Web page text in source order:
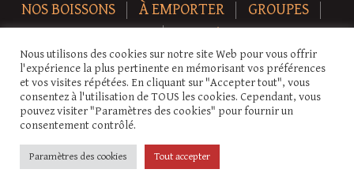
NOS BOISSONS
À EMPORTER
GROUPES
NEWS
CONTACT
Copyright © 2026 Auberge-ecurie. Tous droits réservés.
Nous utilisons des cookies sur notre site Web pour vous offrir
l'expérience la plus pertinente en mémorisant vos préférences
et vos visites répétées. En cliquant sur "Accepter tout", vous
consentez à l'utilisation de TOUS les cookies. Cependant, vous
pouvez visiter "Paramètres des cookies" pour fournir un
consentement contrôlé.
Paramètres des cookies Tout accepter